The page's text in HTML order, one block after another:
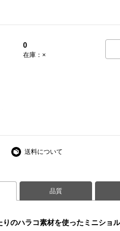
0
在庫：×
送料について
品質
りのハラコ素材を使ったミニショ